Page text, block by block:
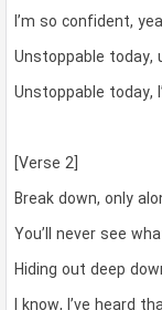
I’m so confident,
Unstoppable today,
Unstoppable today,
[Verse 2]
Break down, only
You’ll never see
Hiding out deep
I know, I’ve heard